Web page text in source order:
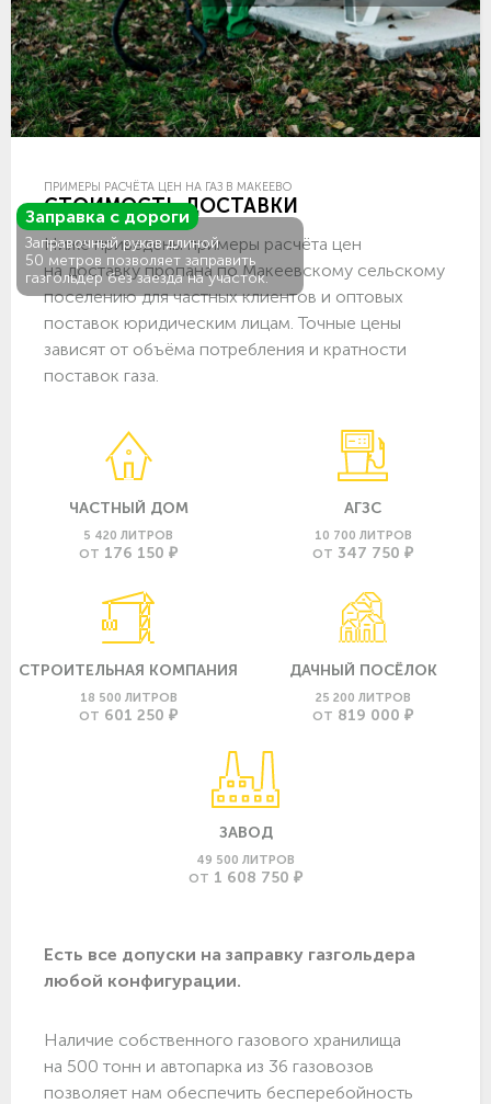
Заправка с дороги
Заправочный рукав длиной
50 метров позволяет заправить
газгольдер без заезда на участок.
ПРИМЕРЫ РАСЧЁТА ЦЕН НА ГАЗ В МАКЕЕВО
СТОИМОСТЬ ДОСТАВКИ
Ниже приведены примеры расчёта цен
на доставку пропана по Макеевскому сельскому
поселению для частных клиентов и оптовых
поставок юридическим лицам. Точные цены
зависят от объёма потребления и кратности
поставок газа.
ЧАСТНЫЙ ДОМ
5 420 ЛИТРОВ
ОТ 176 150 ₽
АГЗС
10 700 ЛИТРОВ
ОТ 347 750 ₽
СТРОИТЕЛЬНАЯ КОМПАНИЯ
18 500 ЛИТРОВ
ОТ 601 250 ₽
ДАЧНЫЙ ПОСЁЛОК
25 200 ЛИТРОВ
ОТ 819 000 ₽
ЗАВОД
49 500 ЛИТРОВ
ОТ 1 608 750 ₽
Есть все допуски нa заправку газгольдера
любой конфигурации.
Наличие собственного газового хранилища
на 500 тонн и автопарка из 36 газовозов
позволяет нам обеспечить бесперебойность